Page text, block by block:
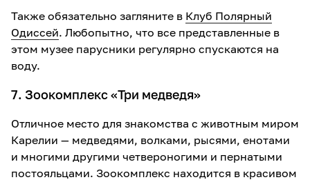
Также обязательно загляните в Клуб Полярный
Одиссей. Любопытно, что все представленные в
этом музее парусники регулярно спускаются на
воду.
7. Зоокомплекс «Три медведя»
Отличное место для знакомства с животным миром
Карелии — медведями, волками, рысями, енотами
и многими другими четвероногими и пернатыми
постояльцами. Зоокомплекс находится в красивом